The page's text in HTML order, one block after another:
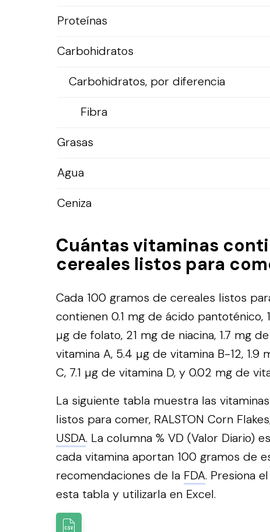
Proteínas
Carbohidratos
Carbohidratos, por diferencia
Fibra
Grasas
Agua
Ceniza
Cuántas vitaminas
cereales listos para
Cada 100 gramos de cereales listos
contienen 0.1 mg de ácido pantoténico,
µg de folato, 21 mg de niacina, 1.7 mg
vitamina A, 5.4 µg de vitamina B-12,
C, 7.1 µg de vitamina D, y 0.02 mg de
La siguiente tabla muestra las
listos para comer, RALSTON Corn
USDA. La columna % VD (Valor Diario)
cada vitamina aportan 100 gramos de
recomendaciones de la FDA. Presiona
esta tabla y utilizarla en Excel.